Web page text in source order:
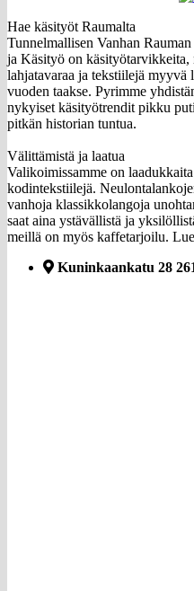
Hae käsityöt Raumalta
Tunnelmallisen Vanhan
ja Käsityö on käsityötarvikkeita,
lahjatavaraa ja tekstiilejä
vuoden taakse. Pyrimme
nykyiset käsityötrendit pikku
pitkän historian tuntua.
Välittämistä ja laatua
Valikoimissamme on
kodintekstiilejä.
vanhoja klassikkolangoja
saat aina ystävällistä ja
meillä on myös kaffetarjoilu.
Kuninkaankatu 28